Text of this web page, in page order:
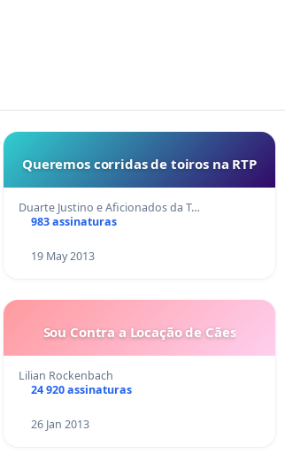
Queremos corridas de toiros na RTP
Duarte Justino e Aficionados da T…
983 assinaturas
19 May 2013
Sou Contra a Locação de Cães
Lilian Rockenbach
24 920 assinaturas
26 Jan 2013